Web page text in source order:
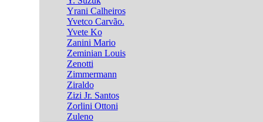
Yrani Calheiros
Yvetco Carvão.
Yvete Ko
Zanini Mario
Zeminian Louis
Zenotti
Zimmermann
Ziraldo
Zizi Jr. Santos
Zorlini Ottoni
Zuleno